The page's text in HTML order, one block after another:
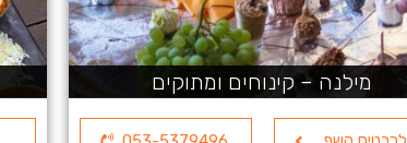
מילנה – קינוחים ומתוקים